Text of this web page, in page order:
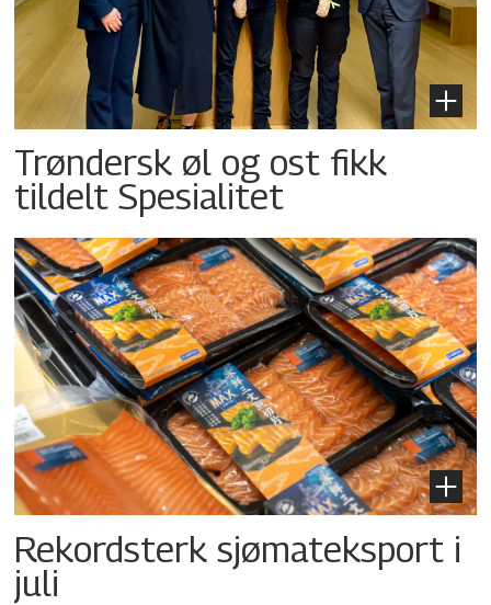
Trøndersk øl og ost fikk
tildelt Spesialitet
Rekordsterk sjømateksport i
juli